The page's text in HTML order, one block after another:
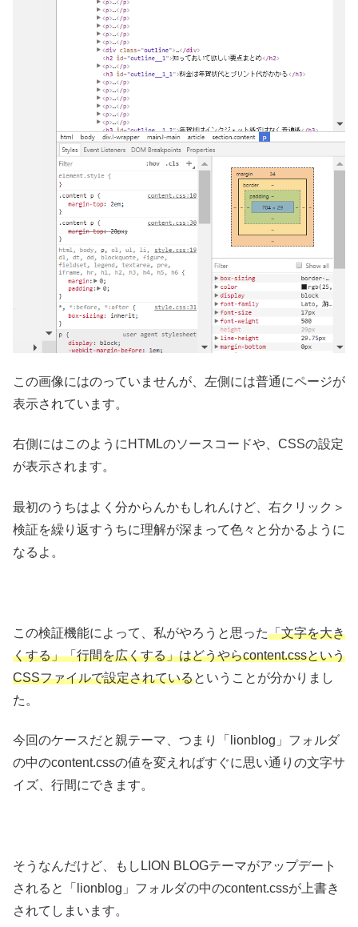
この画像にはのっていませんが、左側には普通にページが
表示されています。
右側にはこのようにHTMLのソースコードや、CSSの設定
が表示されます。
最初のうちはよく分からんかもしれんけど、右クリック＞
検証を繰り返すうちに理解が深まって色々と分かるように
なるよ。
この検証機能によって、私がやろうと思った「文字を大き
くする」「行間を広くする」はどうやらcontent.cssという
CSSファイルで設定されているということが分かりまし
た。
今回のケースだと親テーマ、つまり「lionblog」フォルダ
の中のcontent.cssの値を変えればすぐに思い通りの文字サ
イズ、行間にできます。
そうなんだけど、もしLION BLOGテーマがアップデート
されると「lionblog」フォルダの中のcontent.cssが上書き
されてしまいます。